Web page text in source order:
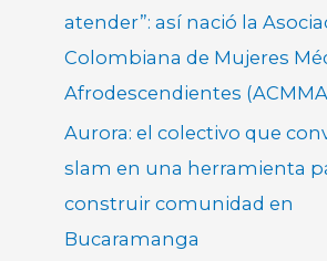
atender”: así nació la
Colombiana de Mujeres
Afrodescendientes
Aurora: el colectivo que
slam en una herramienta
construir comunidad en
Bucaramanga